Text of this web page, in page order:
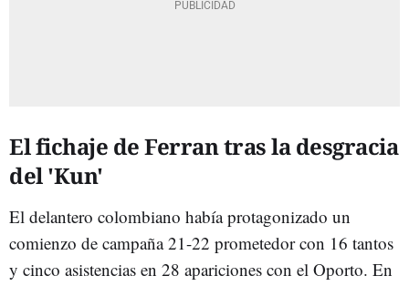
El fichaje de Ferran tras la desgracia
del 'Kun'
El delantero colombiano había protagonizado un
comienzo de campaña 21-22 prometedor con 16 tantos
y cinco asistencias en 28 apariciones con el Oporto. En